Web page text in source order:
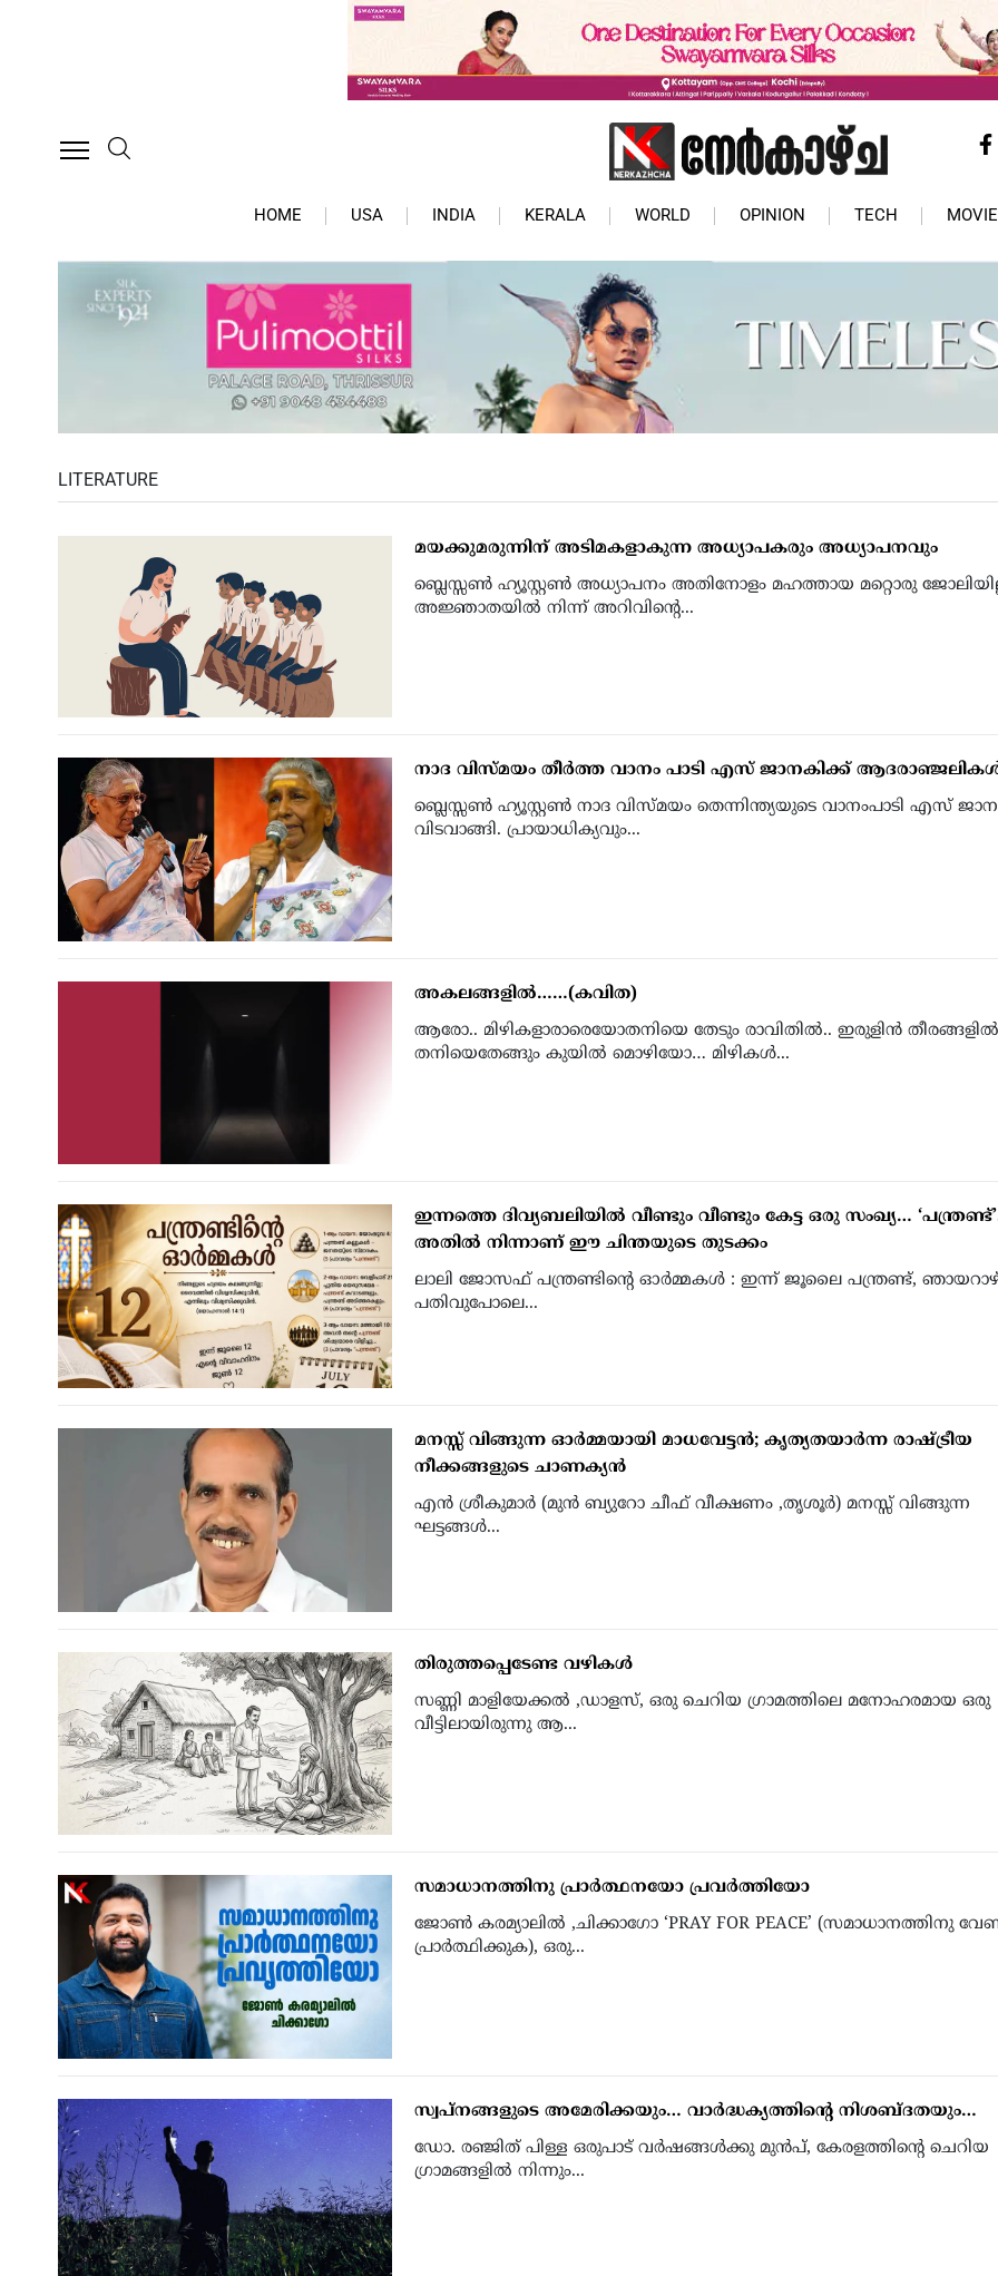
HOME USA INDIA KERALA WORLD OPINION TECH
LITERATURE
മയക്കുമരുന്നിന് അടിമകളാകുന്ന അധ്യാപകരും അധ്യാപനവും
ബ്ലെസ്സണ്‍ ഹ്യൂസ്റ്റണ്‍ അധ്യാപനം അതിനോളം മഹത്തായ മറ്റൊരു
അജ്ഞാതയില്‍ നിന്ന് അറിവിന്റെ...
നാദ വിസ്മയം തീര്‍ത്ത വാനം പാടി എസ് ജാനകിക്ക്
ബ്ലെസ്സണ്‍ ഹ്യൂസ്റ്റണ്‍ നാദ വിസ്മയം തെന്നിന്ത്യയുടെ വാനംപാടി എസ്
വിടവാങ്ങി. പ്രായാധിക്യവും...
അകലങ്ങളില്‍……(കവിത)
ആരോ.. മിഴികളാരാരെയോതനിയെ തേടും രാവിതില്‍.. ഇരുളിന്‍ തീരങ്ങളില്‍
തനിയെതേങ്ങും കുയില്‍ മൊഴിയോ… മിഴികള്‍...
ഇന്നത്തെ ദിവ്യബലിയില്‍ വീണ്ടും വീണ്ടും കേട്ട ഒരു സംഖ്യ…
അതില്‍ നിന്നാണ് ഈ ചിന്തയുടെ തുടക്കം
ലാലി ജോസഫ് പന്ത്രണ്ടിന്റെ ഓര്‍മ്മകള്‍ : ഇന്ന് ജൂലൈ പന്ത്രണ്ട്,
പതിവുപോലെ...
മനസ്സ് വിങ്ങുന്ന ഓര്‍മ്മയായി മാധവേട്ടന്‍; കൃത്യതയാര്‍ന്ന രാഷ്ട്രീയ
നീക്കങ്ങളുടെ ചാണക്യന്‍
എന്‍ ശ്രീകുമാര്‍ (മുന്‍ ബ്യുറോ ചീഫ് വീക്ഷണം ,തൃശൂര്‍) മനസ്സ് വിങ്ങുന്ന
ഘട്ടങ്ങള്‍...
തിരുത്തപ്പെടേണ്ട വഴികള്‍
സണ്ണി മാളിയേക്കല്‍ ,ഡാളസ്, ഒരു ചെറിയ ഗ്രാമത്തിലെ മനോഹരമായ ഒരു
വീട്ടിലായിരുന്നു ആ...
സമാധാനത്തിനു പ്രാര്‍ത്ഥനയോ പ്രവര്‍ത്തിയോ
ജോണ്‍ കരമ്യാലില്‍ ,ചിക്കാഗോ ‘PRAY FOR PEACE’ (സമാധാനത്തിനു
പ്രാര്‍ത്ഥിക്കുക), ഒരു...
സ്വപ്നങ്ങളുടെ അമേരിക്കയും… വാര്‍ദ്ധക്യത്തിന്റെ നിശബ്ദതയും…
ഡോ. രഞ്ജിത് പിള്ള ഒരുപാട് വര്‍ഷങ്ങള്‍ക്കു മുന്‍പ്, കേരളത്തിന്റെ ചെറിയ
ഗ്രാമങ്ങളില്‍ നിന്നും...